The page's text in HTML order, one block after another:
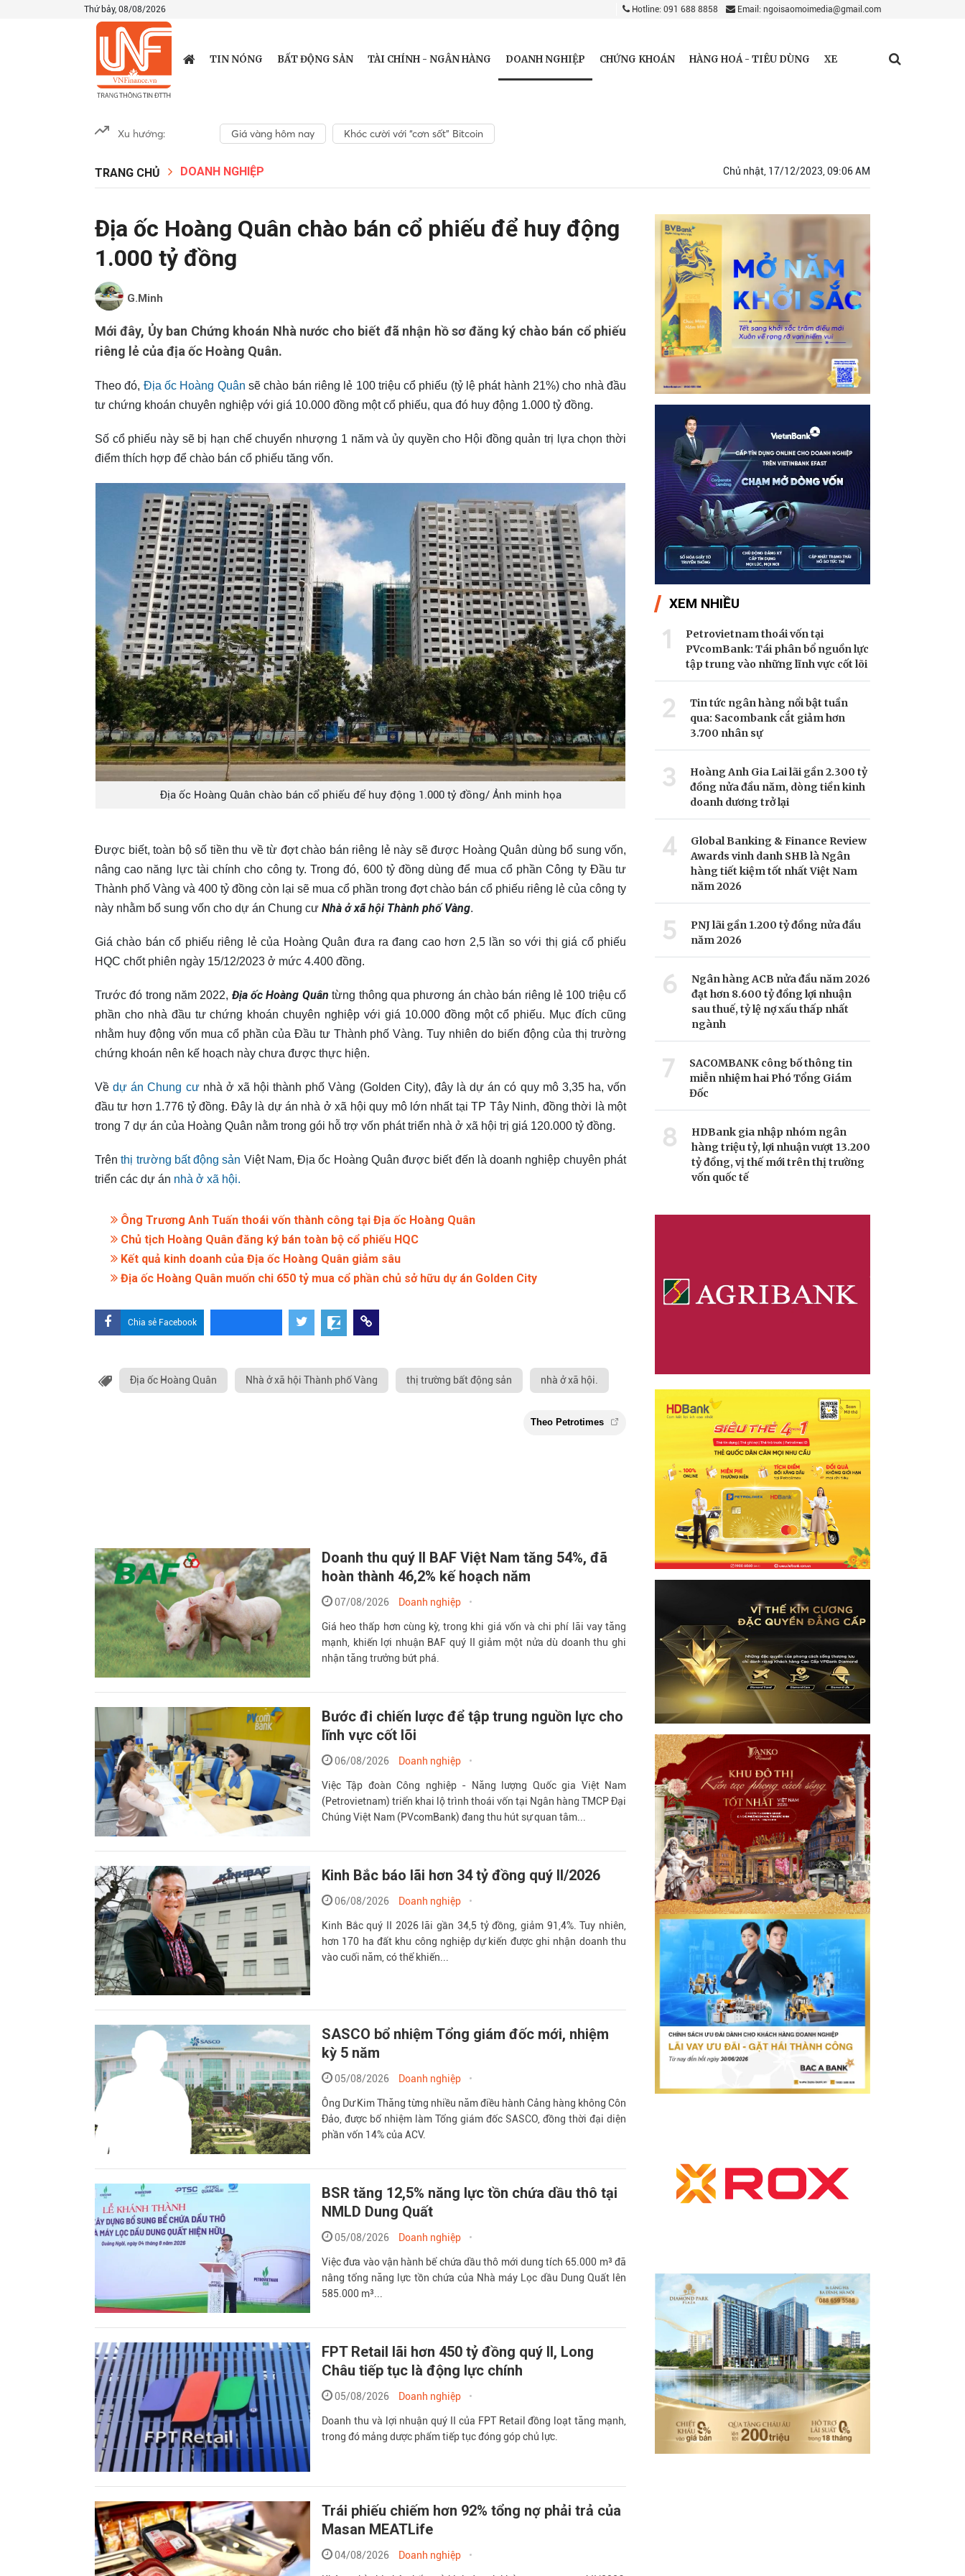
Thứ bảy, 08/08/2026 Hotline: 091 688 8858 Email: ngoisaomoimedia@gmail.com
TIN NÓNG BẤT ĐỘNG SẢN TÀI CHÍNH - NGÂN HÀNG DOANH NGHIỆP CHỨNG KHOÁN HÀNG HOÁ - TIÊU DÙNG XE
Xu hướng: Giá vàng hôm nay Khóc cười với “cơn sốt” Bitcoin
TRANG CHỦ DOANH NGHIỆP Chủ nhật, 17/12/2023, 09:06 AM
Địa ốc Hoàng Quân chào bán cổ phiếu để huy động
1.000 tỷ đồng
G.Minh
Mới đây, Ủy ban Chứng khoán Nhà nước cho biết đã nhận hồ sơ đăng ký chào bán cổ phiếu
riêng lẻ của địa ốc Hoàng Quân.
Theo đó, Địa ốc Hoàng Quân sẽ chào bán riêng lẻ 100 triệu cổ phiếu (tỷ lệ phát hành 21%) cho nhà đầu
tư chứng khoán chuyên nghiệp với giá 10.000 đồng một cổ phiếu, qua đó huy động 1.000 tỷ đồng.
Số cổ phiếu này sẽ bị hạn chế chuyển nhượng 1 năm và ủy quyền cho Hội đồng quản trị lựa chọn thời
điểm thích hợp để chào bán cổ phiếu tăng vốn.
Địa ốc Hoàng Quân chào bán cổ phiếu để huy động 1.000 tỷ đồng/ Ảnh minh họa
Được biết, toàn bộ số tiền thu về từ đợt chào bán riêng lẻ này sẽ được Hoàng Quân dùng bổ sung vốn,
nâng cao năng lực tài chính cho công ty. Trong đó, 600 tỷ đồng dùng để mua cổ phần Công ty Đầu tư
Thành phố Vàng và 400 tỷ đồng còn lại sẽ mua cổ phần trong đợt chào bán cổ phiếu riêng lẻ của công ty
này nhằm bổ sung vốn cho dự án Chung cư Nhà ở xã hội Thành phố Vàng.
Giá chào bán cổ phiếu riêng lẻ của Hoàng Quân đưa ra đang cao hơn 2,5 lần so với thị giá cổ phiếu
HQC chốt phiên ngày 15/12/2023 ở mức 4.400 đồng.
Trước đó trong năm 2022, Địa ốc Hoàng Quân từng thông qua phương án chào bán riêng lẻ 100 triệu cổ
phần cho nhà đầu tư chứng khoán chuyên nghiệp với giá 10.000 đồng một cổ phiếu. Mục đích cũng
nhằm huy động vốn mua cổ phần của Đầu tư Thành phố Vàng. Tuy nhiên do biến động của thị trường
chứng khoán nên kế hoạch này chưa được thực hiện.
Vềdự án Chung cưnhà ở xã hội thành phố Vàng (Golden City), đây là dự án có quy mô 3,35 ha, vốn
đầu tư hơn 1.776 tỷ đồng. Đây là dự án nhà ở xã hội quy mô lớn nhất tại TP Tây Ninh, đồng thời là một
trong 7 dự án của Hoàng Quân nằm trong gói hỗ trợ vốn phát triển nhà ở xã hội trị giá 120.000 tỷ đồng.
Trênthị trường bất động sản Việt Nam, Địa ốc Hoàng Quân được biết đến là doanh nghiệp chuyên phát
triển các dự án nhà ở xã hội.
Ông Trương Anh Tuấn thoái vốn thành công tại Địa ốc Hoàng Quân
Chủ tịch Hoàng Quân đăng ký bán toàn bộ cổ phiếu HQC
Kết quả kinh doanh của Địa ốc Hoàng Quân giảm sâu
Địa ốc Hoàng Quân muốn chi 650 tỷ mua cổ phần chủ sở hữu dự án Golden City
Chia sẻ Facebook
Địa ốc Hoàng Quân Nhà ở xã hội Thành phố Vàng thị trường bất động sản nhà ở xã hội.
Theo Petrotimes
Doanh thu quý II BAF Việt Nam tăng 54%, đã
hoàn thành 46,2% kế hoạch năm
07/08/2026 Doanh nghiệp
Giá heo thấp hơn cùng kỳ, trong khi giá vốn và chi phí lãi vay tăng
mạnh, khiến lợi nhuận BAF quý II giảm một nửa dù doanh thu ghi
nhận tăng trưởng bứt phá.
Bước đi chiến lược để tập trung nguồn lực cho
lĩnh vực cốt lõi
06/08/2026 Doanh nghiệp
Việc Tập đoàn Công nghiệp - Năng lượng Quốc gia Việt Nam
(Petrovietnam) triển khai lộ trình thoái vốn tại Ngân hàng TMCP Đại
Chúng Việt Nam (PVcomBank) đang thu hút sự quan tâm...
Kinh Bắc báo lãi hơn 34 tỷ đồng quý II/2026
06/08/2026 Doanh nghiệp
Kinh Bắc quý II 2026 lãi gần 34,5 tỷ đồng, giảm 91,4%. Tuy nhiên,
hơn 170 ha đất khu công nghiệp dự kiến được ghi nhận doanh thu
vào cuối năm, có thể khiến...
SASCO bổ nhiệm Tổng giám đốc mới, nhiệm
kỳ 5 năm
05/08/2026 Doanh nghiệp
Ông Dư Kim Thăng từng nhiều năm điều hành Cảng hàng không Côn
Đảo, được bổ nhiệm làm Tổng giám đốc SASCO, đồng thời đại diện
phần vốn 14% của ACV.
BSR tăng 12,5% năng lực tồn chứa dầu thô tại
NMLD Dung Quất
05/08/2026 Doanh nghiệp
Việc đưa vào vận hành bể chứa dầu thô mới dung tích 65.000 m³ đã
nâng tổng năng lực tồn chứa của Nhà máy Lọc dầu Dung Quất lên
585.000 m³...
FPT Retail lãi hơn 450 tỷ đồng quý II, Long
Châu tiếp tục là động lực chính
05/08/2026 Doanh nghiệp
Doanh thu và lợi nhuận quý II của FPT Retail đồng loạt tăng mạnh,
trong đó mảng dược phẩm tiếp tục đóng góp chủ lực.
Trái phiếu chiếm hơn 92% tổng nợ phải trả của
Masan MEATLife
04/08/2026 Doanh nghiệp
XEM NHIỀU
1
Petrovietnam thoái vốn tại
PVcomBank: Tái phân bổ nguồn lực
tập trung vào những lĩnh vực cốt lõi
2
Tin tức ngân hàng nổi bật tuần
qua: Sacombank cắt giảm hơn
3.700 nhân sự
3
Hoàng Anh Gia Lai lãi gần 2.300 tỷ
đồng nửa đầu năm, dòng tiền kinh
doanh dương trở lại
4
Global Banking & Finance Review
Awards vinh danh SHB là Ngân
hàng tiết kiệm tốt nhất Việt Nam
năm 2026
5
PNJ lãi gần 1.200 tỷ đồng nửa đầu
năm 2026
6
Ngân hàng ACB nửa đầu năm 2026
đạt hơn 8.600 tỷ đồng lợi nhuận
sau thuế, tỷ lệ nợ xấu thấp nhất
ngành
7
SACOMBANK công bố thông tin
miễn nhiệm hai Phó Tổng Giám
Đốc
8
HDBank gia nhập nhóm ngân
hàng triệu tỷ, lợi nhuận vượt 13.200
tỷ đồng, vị thế mới trên thị trường
vốn quốc tế